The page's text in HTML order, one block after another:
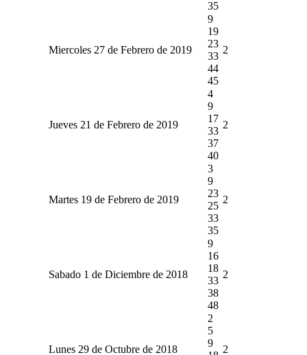
35
Miercoles 27 de Febrero de 2019
9
19
23
33
44
45
2
Jueves 21 de Febrero de 2019
4
9
17
33
37
40
2
Martes 19 de Febrero de 2019
3
9
23
25
33
35
2
Sabado 1 de Diciembre de 2018
9
16
18
33
38
48
2
Lunes 29 de Octubre de 2018
2
5
9
2